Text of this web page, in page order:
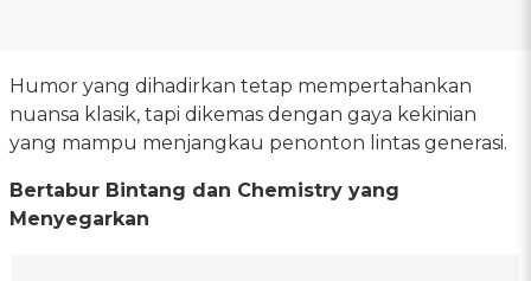
Humor yang dihadirkan tetap mempertahankan
nuansa klasik, tapi dikemas dengan gaya kekinian
yang mampu menjangkau penonton lintas generasi.
Bertabur Bintang dan Chemistry yang
Menyegarkan